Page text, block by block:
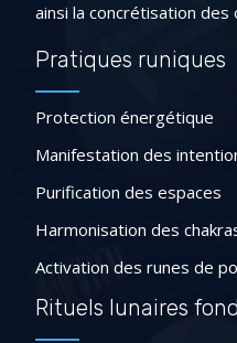
ainsi la concrétisation
Pratiques runiques
Protection énergétique
Manifestation des
Purification des espaces
Harmonisation des
Activation des runes de
Rituels lunaires